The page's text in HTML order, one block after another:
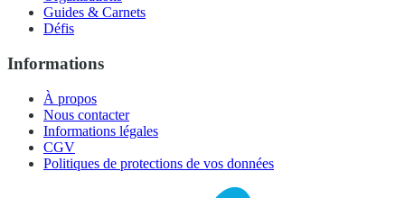
Guides & Carnets
Défis
Informations
À propos
Nous contacter
Informations légales
CGV
Politiques de protections de vos données